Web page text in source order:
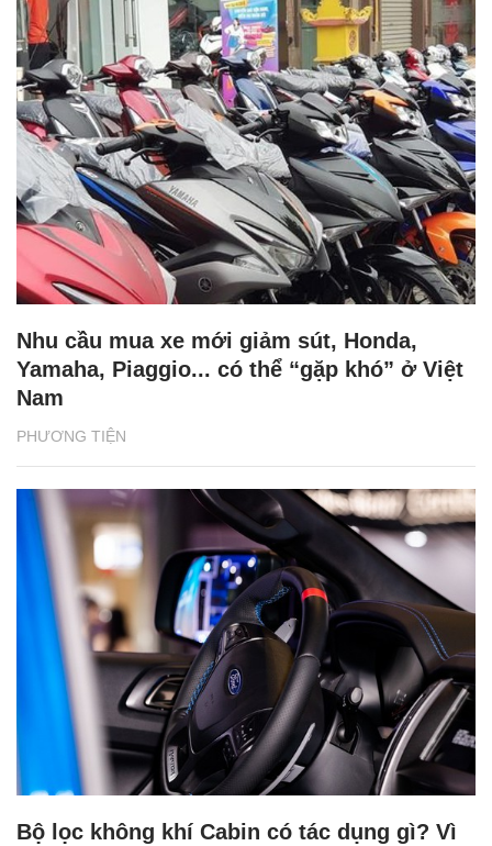
PHƯƠNG TIỆN
Nhu cầu mua xe mới giảm sút, Honda,
Yamaha, Piaggio... có thể “gặp khó” ở Việt
Nam
Bộ lọc không khí Cabin có tác dụng gì? Vì